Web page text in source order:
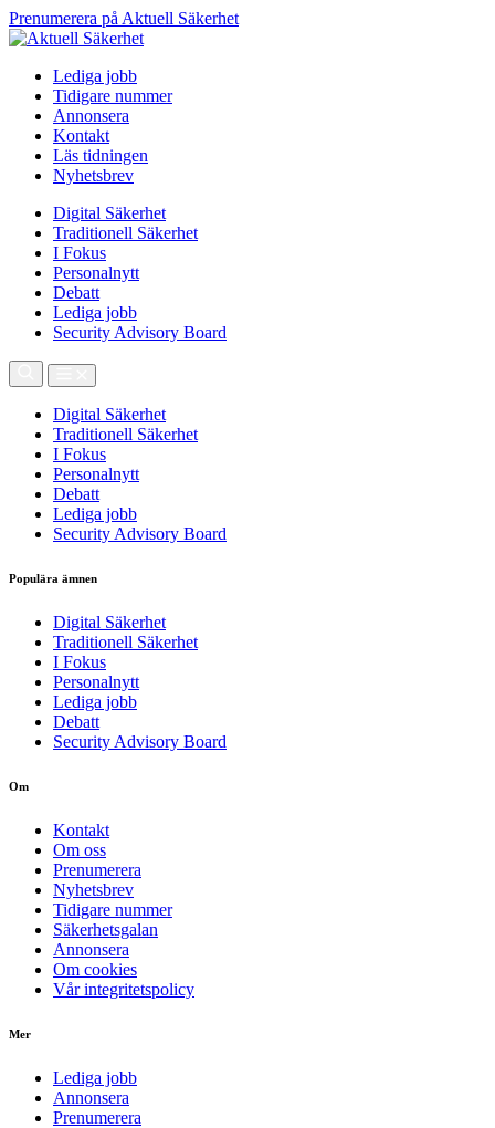
Prenumerera på Aktuell Säkerhet
Lediga jobb
Tidigare nummer
Annonsera
Kontakt
Läs tidningen
Nyhetsbrev
Digital Säkerhet
Traditionell Säkerhet
I Fokus
Personalnytt
Debatt
Lediga jobb
Security Advisory Board
Digital Säkerhet
Traditionell Säkerhet
I Fokus
Personalnytt
Debatt
Lediga jobb
Security Advisory Board
Populära ämnen
Digital Säkerhet
Traditionell Säkerhet
I Fokus
Personalnytt
Lediga jobb
Debatt
Security Advisory Board
Om
Kontakt
Om oss
Prenumerera
Nyhetsbrev
Tidigare nummer
Säkerhetsgalan
Annonsera
Om cookies
Vår integritetspolicy
Mer
Lediga jobb
Annonsera
Prenumerera